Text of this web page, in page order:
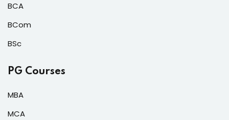
BCA
BCom
BSc
PG Courses
MBA
MCA